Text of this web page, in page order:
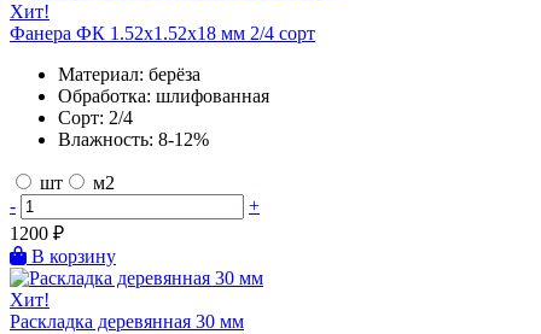
Хит!
Фанера ФК 1.52х1.52х18 мм 2/4 сорт
Материал: берёза
Обработка: шлифованная
Сорт: 2/4
Влажность: 8-12%
шт
м2
-
+
1200 ₽
В корзину
Хит!
Раскладка деревянная 30 мм